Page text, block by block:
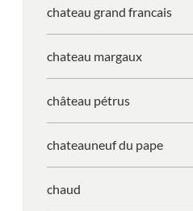
chateau grand francais
chateau margaux
château pétrus
chateauneuf du pape
chaud